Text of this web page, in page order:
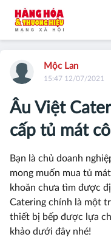
Âu Việt
cấp tủ mát
Bạn là chủ doanh
mong muốn mua tủ
khoăn chưa tìm được
Catering chính là một
thiết bị bếp được lựa
khảo dưới đây nhé!
Mộc Lan
15:47 12/07/2021